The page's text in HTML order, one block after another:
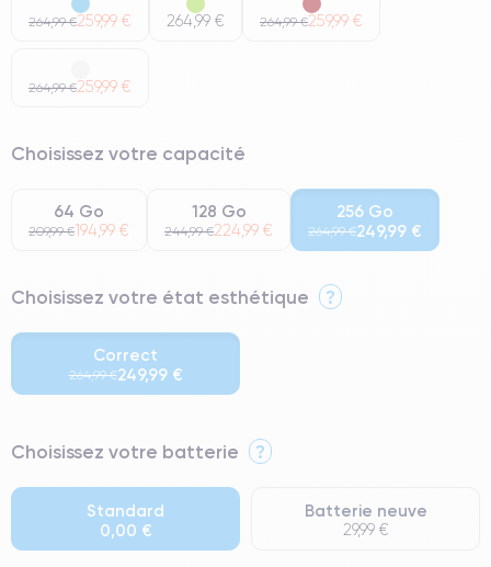
264,99 €259,99 € 264,99 € 264,99 €259,99 €
264,99 €259,99 €
Choisissez votre capacité
64 Go
209,99 €194,99 €
128 Go
244,99 €224,99 €
256 Go
264,99 €249,99 €
Choisissez votre état esthétique ?
Correct
264,99 €249,99 €
⭐ Premium
● Batterie : usage intensif.
● Seuls 5% de nos téléphones ont un grade Premium.
Choisissez votre batterie ?
Standard
0,00 €
Batterie neuve
29,99 €